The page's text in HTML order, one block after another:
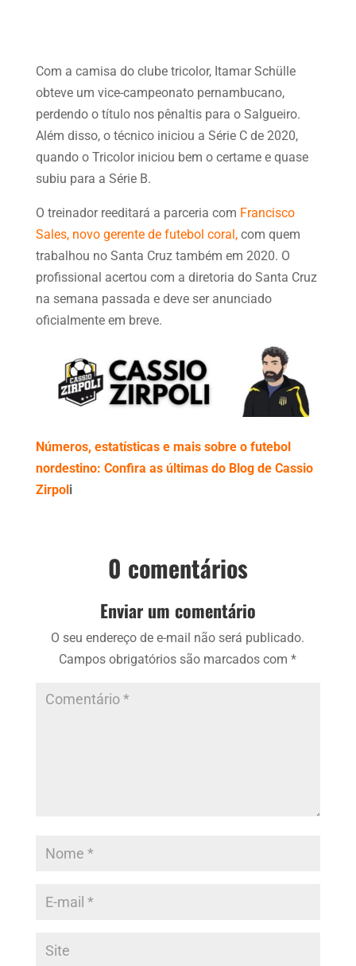
Com a camisa do clube tricolor, Itamar Schülle
obteve um vice-campeonato pernambucano,
perdendo o título nos pênaltis para o Salgueiro.
Além disso, o técnico iniciou a Série C de 2020,
quando o Tricolor iniciou bem o certame e quase
subiu para a Série B.
O treinador reeditará a parceria com Francisco
Sales, novo gerente de futebol coral,com quem
trabalhou no Santa Cruz também em 2020. O
profissional acertou com a diretoria do Santa Cruz
na semana passada e deve ser anunciado
oficialmente em breve.
Números, estatísticas e mais sobre o futebol
nordestino: Confira as últimas do Blog de Cassio
Zirpol i
0 comentários
Enviar um comentário
O seu endereço de e-mail não será publicado.
Campos obrigatórios são marcados com*